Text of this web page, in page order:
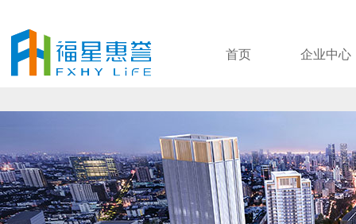
首页 企业中心